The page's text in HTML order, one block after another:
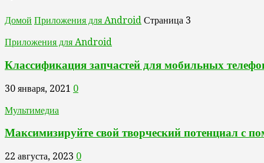
Домой Приложения для Android Страница 3
Приложения для Android
Классификация запчастей для мобильных
30 января, 2021 0
Мультимедиа
Максимизируйте свой творческий потенциал
22 августа, 2023 0